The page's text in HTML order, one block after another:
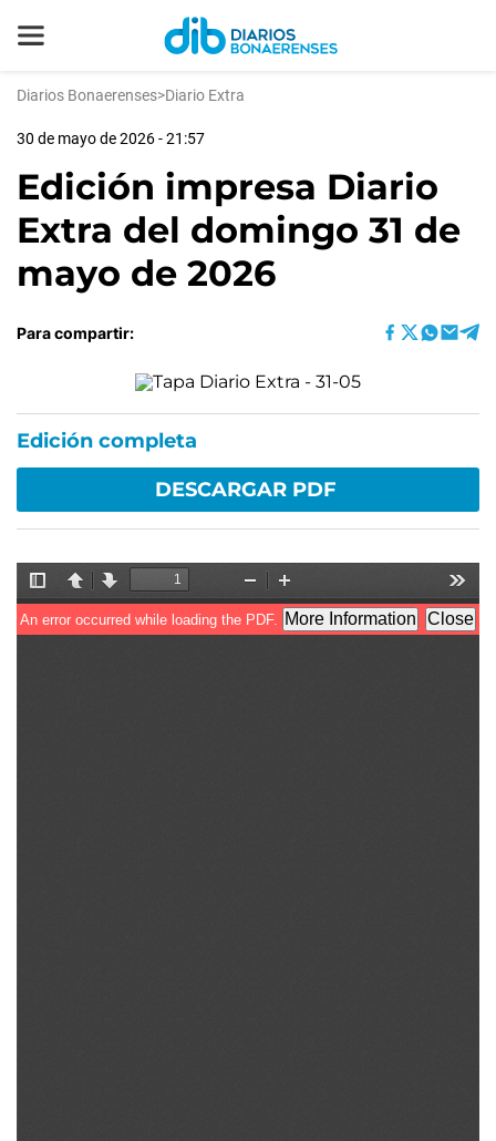
Diarios Bonaerenses>Diario Extra
30 de mayo de 2026 - 21:57
Edición impresa Diario
Extra del domingo 31 de
mayo de 2026
Para compartir:
Edición completa
DESCARGAR PDF